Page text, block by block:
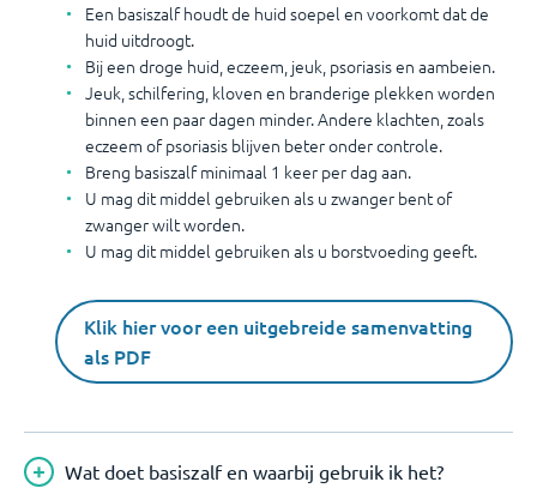
Een basiszalf houdt de huid soepel en voorkomt dat de
huid uitdroogt.
Bij een droge huid, eczeem, jeuk, psoriasis en aambeien.
Jeuk, schilfering, kloven en branderige plekken worden
binnen een paar dagen minder. Andere klachten, zoals
eczeem of psoriasis blijven beter onder controle.
Breng basiszalf minimaal 1 keer per dag aan.
U mag dit middel gebruiken als u zwanger bent of
zwanger wilt worden.
U mag dit middel gebruiken als u borstvoeding geeft.
Klik hier voor een uitgebreide samenvatting
als PDF
Wat doet basiszalf en waarbij gebruik ik het?